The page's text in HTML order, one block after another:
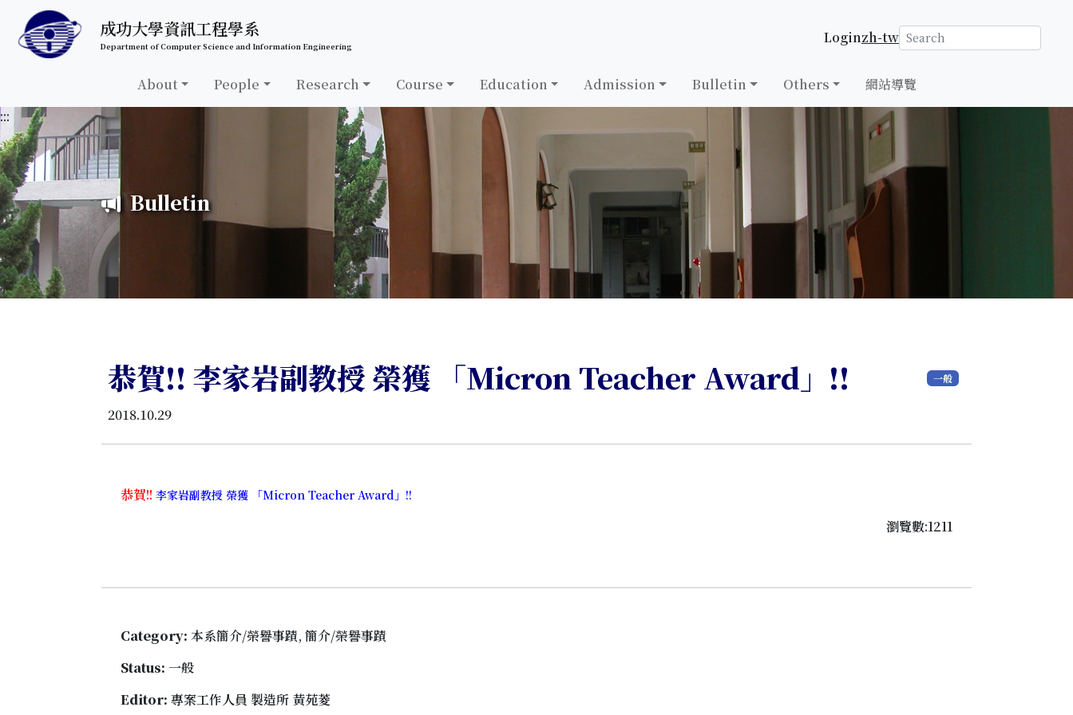
跳至中央內容區塊
成功大學資訊工程學系
Department of Computer Science and Information Engineering Loginzh-tw
About People Research Course Education Admission Bulletin Others
網站導覽
:::
Bulletin
恭賀!! 李家岩副教授 榮獲 「Micron Teacher Award」!! 一般
2018.10.29
恭賀!!李家岩副教授 榮獲 「Micron Teacher Award」!!
瀏覽數:1211
Category: 本系簡介/榮譽事蹟, 簡介/榮譽事蹟
Status: 一般
Editor: 專案工作人員 製造所 黃苑菱